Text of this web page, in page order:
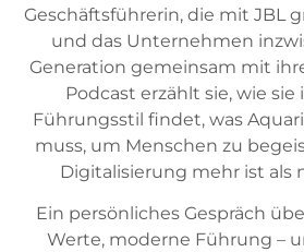
Geschäftsführerin, die mit JBL
und das Unternehmen
Generation gemeinsam mit
Podcast erzählt sie, wie
Führungsstil findet, was
muss, um Menschen zu
Digitalisierung mehr ist als
Ein persönliches Gespräch
Werte, moderne Führung –